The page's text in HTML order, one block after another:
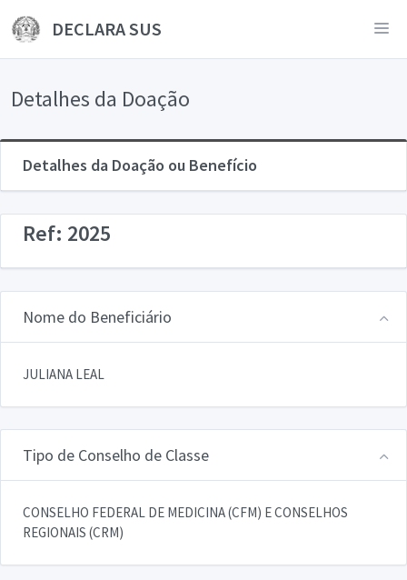
DECLARA SUS
Detalhes da Doação
Detalhes da Doação ou Benefício
Ref: 2025
Nome do Beneficiário
JULIANA LEAL
Tipo de Conselho de Classe
CONSELHO FEDERAL DE MEDICINA (CFM) E CONSELHOS
REGIONAIS (CRM)